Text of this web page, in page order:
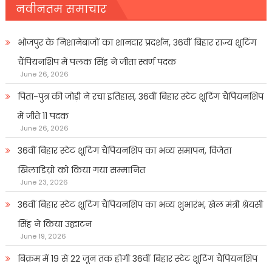
नवीनतम समाचार
भोजपुर के निशानेबाजों का शानदार प्रदर्शन, 36वीं बिहार राज्य शूटिंग
चैंपियनशिप में पलक सिंह ने जीता स्वर्ण पदक
June 26, 2026
पिता-पुत्र की जोड़ी ने रचा इतिहास, 36वीं बिहार स्टेट शूटिंग चैंपियनशिप
में जीते 11 पदक
June 26, 2026
36वीं बिहार स्टेट शूटिंग चैंपियनशिप का भव्य समापन, विजेता
खिलाडिय़ों को किया गया सम्मानित
June 23, 2026
36वीं बिहार स्टेट शूटिंग चैंपियनशिप का भव्य शुभारंभ, खेल मंत्री श्रेयसी
सिंह ने किया उद्घाटन
June 19, 2026
बिक्रम में 19 से 22 जून तक होगी 36वीं बिहार स्टेट शूटिंग चैंपियनशिप